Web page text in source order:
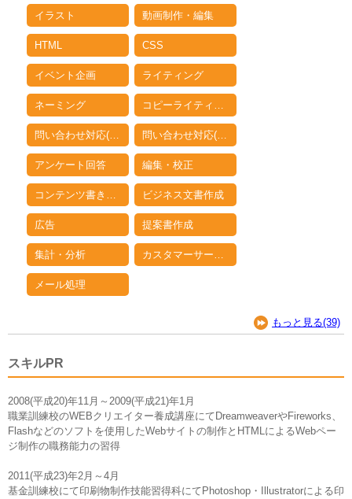
イラスト 動画制作・編集
HTML CSS
イベント企画 ライティング
ネーミング コピーライティング
問い合わせ対応(電話) 問い合わせ対応(メール)
アンケート回答 編集・校正
コンテンツ書き込み ビジネス文書作成
広告 提案書作成
集計・分析 カスタマーサービス
メール処理
もっと見る(39)
スキルPR
2008(平成20)年11月～2009(平成21)年1月
職業訓練校のWEBクリエイター養成講座にてDreamweaverやFireworks、
Flashなどのソフトを使用したWebサイトの制作とHTMLによるWebペー
ジ制作の職務能力の習得
2011(平成23)年2月～4月
基金訓練校にて印刷物制作技能習得科にてPhotoshop・Illustratorによる印